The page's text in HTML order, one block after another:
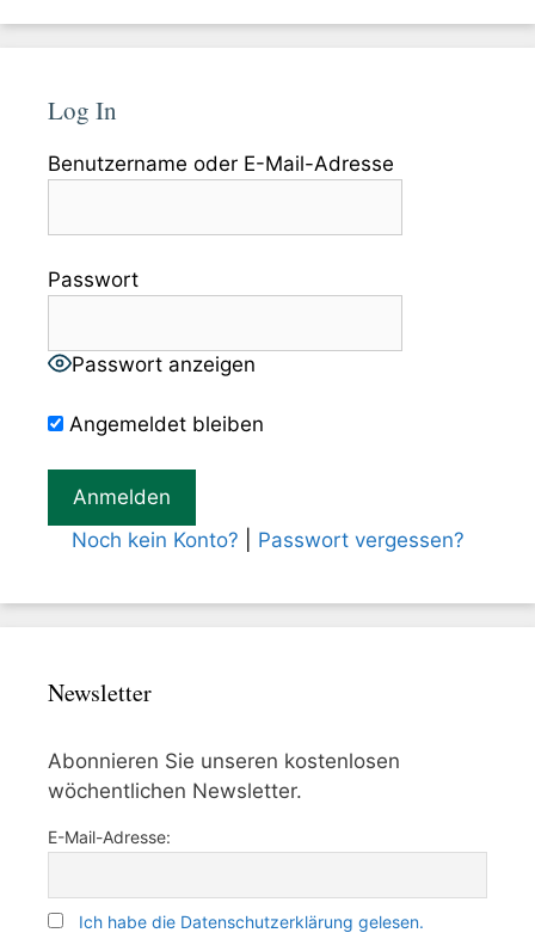
Log In
Benutzername oder E-Mail-Adresse
Passwort
Passwort anzeigen
Angemeldet bleiben
Noch kein Konto? Passwort vergessen?
Newsletter
Abonnieren Sie unseren kostenlosen
wöchentlichen Newsletter.
E-Mail-Adresse:
Ich habe die Datenschutzerklärung gelesen.